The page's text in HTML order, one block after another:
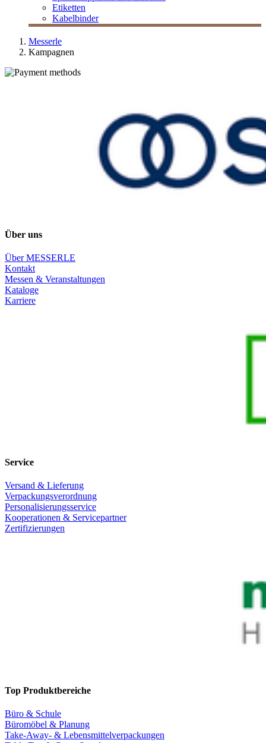
Etiketten
Kabelbinder
Messerle
Kampagnen
Über uns
Über MESSERLE
Kontakt
Messen & Veranstaltungen
Kataloge
Karriere
Service
Versand & Lieferung
Verpackungsverordnung
Personalisierungsservice
Kooperationen & Servicepartner
Zertifizierungen
Top Produktbereiche
Büro & Schule
Büromöbel & Planung
Take-Away- & Lebensmittelverpackungen